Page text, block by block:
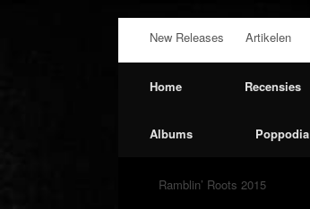
de
New Releases Artikelen
Home Recensies
Albums Poppodia
Ramblin’ Roots 2015